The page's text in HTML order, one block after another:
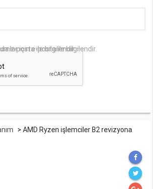
için e-posta ile bilgilendir.
e-posta ile bilgilendir.
>AMD Ryzen işlemciler B2 revizyona